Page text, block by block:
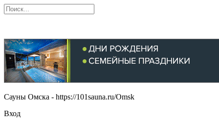
Сауны Омска - https://101sauna.ru/Omsk
Вход